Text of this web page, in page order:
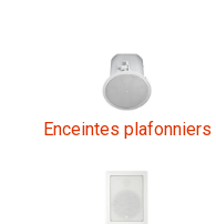
Enceintes plafonniers